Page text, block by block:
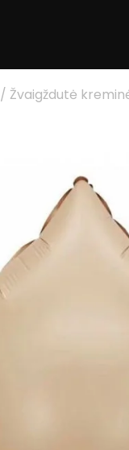
/ Žvaigždutė